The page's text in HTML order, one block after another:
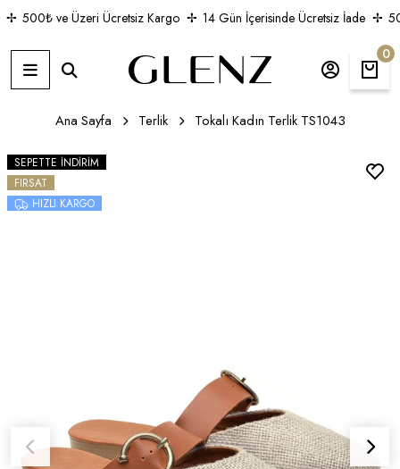
500₺ ve Üzeri Ücretsiz Kargo 14 Gün İçerisinde Ücretsiz İade
0
Ana Sayfa Terlik Tokalı Kadın Terlik TS1043
SEPETTE İNDIRIM
FIRSAT
HIZLI KARGO